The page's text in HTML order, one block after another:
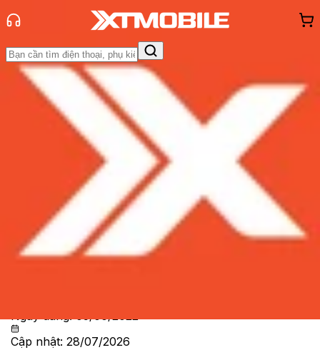
Trang chủ
Tin tức
Tư vấn
Đánh Giá - Trên TaySo Sánh Tư vấnKhuyến
Hỏi đáp App - Game Thông báo
hàng - Sự kiện
Top cáp sạc tốt nhất dành cho
Galaxy S22 Ultra Samfan không
nên bỏ lỡ
Ngày đăng:05/06/2022
Cập nhật: 28/07/2026